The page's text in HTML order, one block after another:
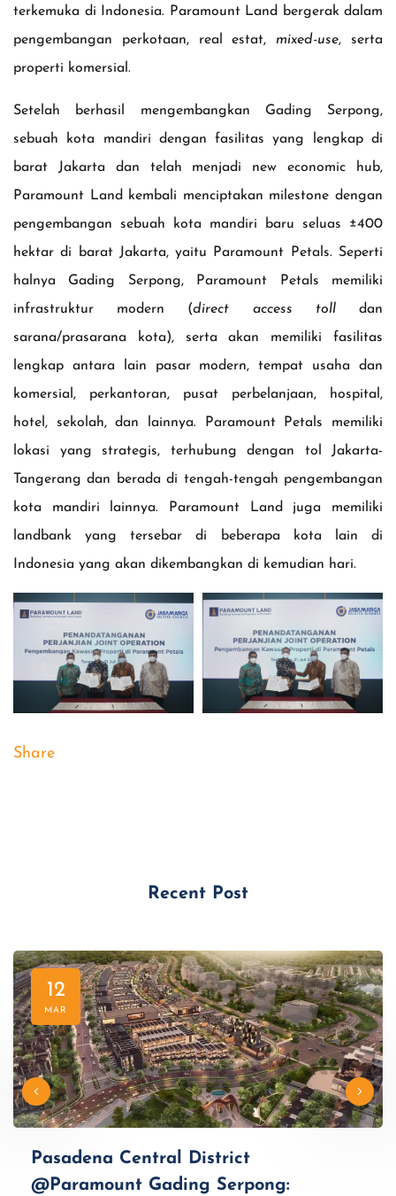
Share
terkemuka di Indonesia. Paramount Land bergerak dalam
pengembangan perkotaan, real estat, mixed-use, serta
properti komersial.
Setelah berhasil mengembangkan Gading Serpong,
sebuah kota mandiri dengan fasilitas yang lengkap di
barat Jakarta dan telah menjadi new economic hub,
Paramount Land kembali menciptakan milestone dengan
pengembangan sebuah kota mandiri baru seluas ±400
hektar di barat Jakarta, yaitu Paramount Petals. Seperti
halnya Gading Serpong, Paramount Petals memiliki
infrastruktur modern (direct access tolldan
sarana/prasarana kota), serta akan memiliki fasilitas
lengkap antara lain pasar modern, tempat usaha dan
komersial, perkantoran, pusat perbelanjaan, hospital,
hotel, sekolah, dan lainnya. Paramount Petals memiliki
lokasi yang strategis, terhubung dengan tol Jakarta-
Tangerang dan berada di tengah-tengah pengembangan
kota mandiri lainnya. Paramount Land juga memiliki
landbank yang tersebar di beberapa kota lain di
Indonesia yang akan dikembangkan di kemudian hari.
Recent Post
12
MAR
Pasadena Central District
@Paramount Gading Serpong: